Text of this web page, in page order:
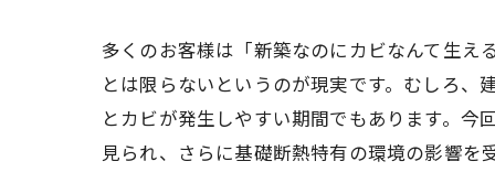
多くのお客様は「新築なのにカビなんて生え
とは限らないというのが現実です。むしろ
とカビが発生しやすい期間でもあります。
見られ、さらに基礎断熱特有の環境の影響